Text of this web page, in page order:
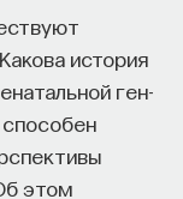
история
ген-
способен
этом
в котором
себя?
найти,
В чем
и человека?
группы
Филипп